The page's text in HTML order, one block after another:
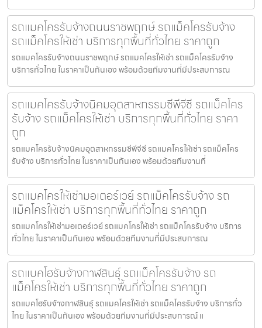
รถแมคโครรับจ้างถนนราชพฤกษ์ รถแม็คโครรับจ้าง
รถแม็คโครให้เช่า บริการทุกพื้นที่ทั่วไทย ราคาถูก
รถแมคโครรับจ้างถนนราชพฤกษ์ รถแมคโครให้เช่า รถแม็คโครรับจ้าง
บริการทั่วไทย ในราคาเป็นกันเอง พร้อมด้วยทีมงานที่มีประสบการณ
รถแมคโครรับจ้างนิคมอุตสาหกรรมซีพีจีซี รถแม็คโคร
รับจ้าง รถแม็คโครให้เช่า บริการทุกพื้นที่ทั่วไทย ราคา
ถูก
รถแมคโครรับจ้างนิคมอุตสาหกรรมซีพีจีซี รถแมคโครให้เช่า รถแม็คโคร
รับจ้าง บริการทั่วไทย ในราคาเป็นกันเอง พร้อมด้วยทีมงานที่
รถแมคโครให้เช่ามอเตอร์เวย์ รถแม็คโครรับจ้าง รถ
แม็คโครให้เช่า บริการทุกพื้นที่ทั่วไทย ราคาถูก
รถแมคโครให้เช่ามอเตอร์เวย์ รถแมคโครให้เช่า รถแม็คโครรับจ้าง บริการ
ทั่วไทย ในราคาเป็นกันเอง พร้อมด้วยทีมงานที่มีประสบการณ
รถแบคโฮรับจ้างกาฬสินธุ์ รถแม็คโครรับจ้าง รถ
แม็คโครให้เช่า บริการทุกพื้นที่ทั่วไทย ราคาถูก
รถแบคโฮรับจ้างกาฬสินธุ์ รถแมคโครให้เช่า รถแม็คโครรับจ้าง บริการทั่ว
ไทย ในราคาเป็นกันเอง พร้อมด้วยทีมงานที่มีประสบการณ์ แ